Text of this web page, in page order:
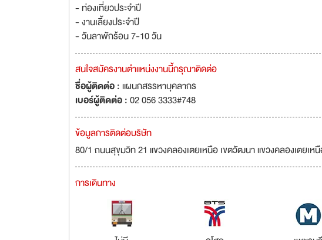
- ท่องเที่ยวประจำปี
- งานเลี้ยงประจำปี
- วันลาพักร้อน 7-10 วัน
สนใจสมัครงานตำแหน่งงานนี้กรุณาติดต่อ
ชื่อผู้ติดต่อ :แผนกสรรหาบุคลากร
เบอร์ผู้ติดต่อ :02 056 3333#748
ข้อมูลการติดต่อบริษัท
80/1 ถนนสุขุมวิท 21 แขวงคลองเตยเหนือ เขตวัฒนา แขวงคลองเตยเ
การเดินทาง